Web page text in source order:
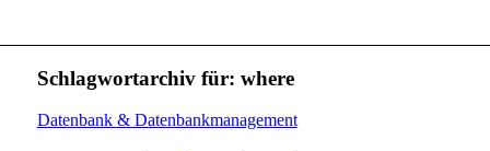
Schlagwortarchiv für: where
Datenbank & Datenbankmanagement